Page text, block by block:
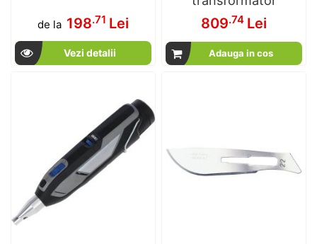
de la 198.71 Lei
Vezi detalii
809.74 Lei
Adauga in cos